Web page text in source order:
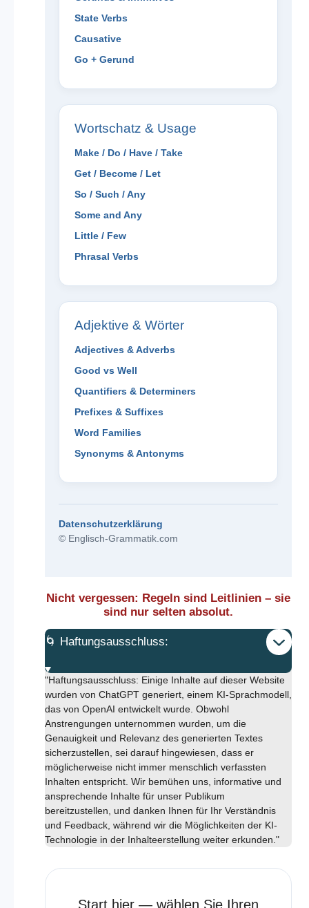
State Verbs
Causative
Go + Gerund
Wortschatz & Usage
Make / Do / Have / Take
Get / Become / Let
So / Such / Any
Some and Any
Little / Few
Phrasal Verbs
Adjektive & Wörter
Adjectives & Adverbs
Good vs Well
Quantifiers & Determiners
Prefixes & Suffixes
Word Families
Synonyms & Antonyms
Datenschutzerklärung
© Englisch-Grammatik.com
Nicht vergessen: Regeln sind Leitlinien – sie
sind nur selten absolut.
🌀 Haftungsausschluss:
"Haftungsausschluss: Einige Inhalte auf dieser Website
wurden von ChatGPT generiert, einem KI-Sprachmodell,
das von OpenAI entwickelt wurde. Obwohl
Anstrengungen unternommen wurden, um die
Genauigkeit und Relevanz des generierten Textes
sicherzustellen, sei darauf hingewiesen, dass er
möglicherweise nicht immer menschlich verfassten
Inhalten entspricht. Wir bemühen uns, informative und
ansprechende Inhalte für unser Publikum
bereitzustellen, und danken Ihnen für Ihr Verständnis
und Feedback, während wir die Möglichkeiten der KI-
Technologie in der Inhalteerstellung weiter erkunden."
Start hier — wählen Sie Ihren